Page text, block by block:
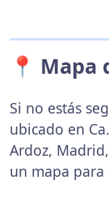
📍 Mapa
Si no estás
ubicado en
Ardoz,
un mapa